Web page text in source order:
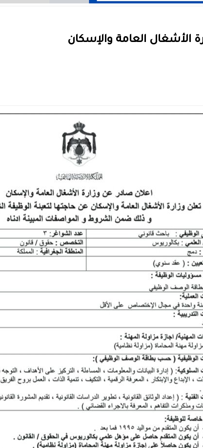
الأشغال العامة والإسكان